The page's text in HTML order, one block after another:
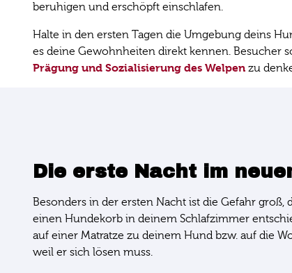
beruhigen und erschöpft einschlafen.
Halte in den ersten Tagen die Umgebung deins
es deine Gewohnheiten direkt kennen. Besucher
Prägung und Sozialisierung des Welpen zu
Die erste Nacht im
Besonders in der ersten Nacht ist die Gefahr
einen Hundekorb in deinem Schlafzimmer
auf einer Matratze zu deinem Hund bzw. auf die
weil er sich lösen muss.